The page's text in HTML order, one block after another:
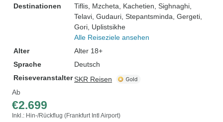
Destinationen
Tiflis , Mzcheta , Kachetien , Sighnaghi
Telavi , Gudauri , Stepantsminda , Gergeti
Gori , Uplistsikhe
Alle Reiseziele ansehen
Alter
Alter 18+
Sprache
Deutsch
ReiseveranstalterSKR Reisen
Ab
€2.699
Inkl.: Hin-/Rückflug (Frankfurt Intl Airport)